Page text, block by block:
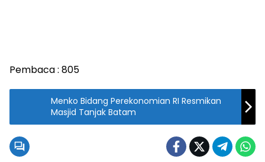
Pembaca : 805
Menko Bidang Perekonomian RI Resmikan
Masjid Tanjak Batam